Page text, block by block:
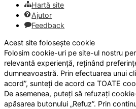
Hartă site
Ajutor
Feedback
Acest site folosește cookie
Folosim cookie-uri pe site-ul nostru
relevantă experiență, reținând
dumneavoastră. Prin efectuarea unui
acord”, sunteți de acord ca TOATE
De asemenea, puteți să refuzați
apăsarea butonului „Refuz”. Prin